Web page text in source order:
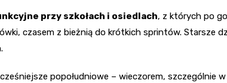
przy szkołach i osiedlach, z których po
czasem z bieżnią do krótkich sprintów. Starsze
popołudniowe – wieczorem, szczególnie